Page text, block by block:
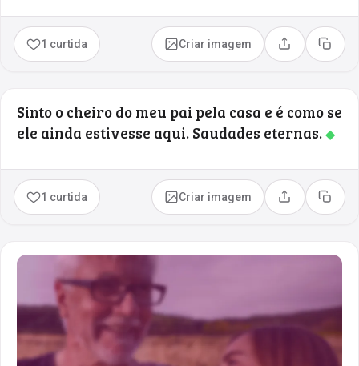
1 curtida Criar imagem Compartilhar
Copiar
Sinto o cheiro do meu pai pela casa e é como se
ele ainda estivesse aqui. Saudades eternas.◆
1 curtida Criar imagem Compartilhar
Copiar